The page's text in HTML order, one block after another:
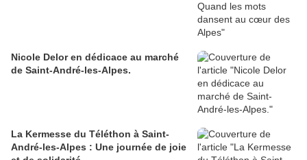
Nicole Delor en dédicace au marché
de Saint-André-les-Alpes.
La Kermesse du Téléthon à Saint-
André-les-Alpes : Une journée de joie